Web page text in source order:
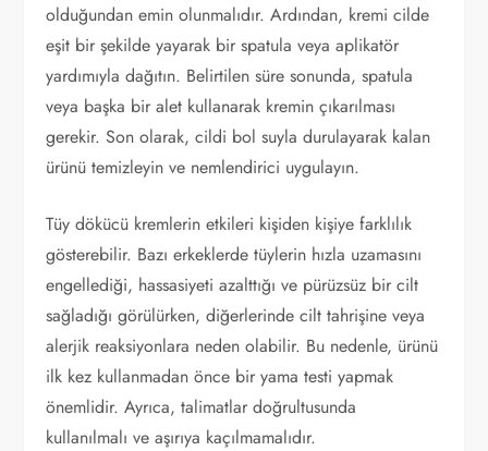
olduğundan emin olunmalıdır. Ardından, kremi cilde
eşit bir şekilde yayarak bir spatula veya aplikatör
yardımıyla dağıtın. Belirtilen süre sonunda, spatula
veya başka bir alet kullanarak kremin çıkarılması
gerekir. Son olarak, cildi bol suyla durulayarak kalan
ürünü temizleyin ve nemlendirici uygulayın.
Tüy dökücü kremlerin etkileri kişiden kişiye farklılık
gösterebilir. Bazı erkeklerde tüylerin hızla uzamasını
engellediği, hassasiyeti azalttığı ve pürüzsüz bir cilt
sağladığı görülürken, diğerlerinde cilt tahrişine veya
alerjik reaksiyonlara neden olabilir. Bu nedenle, ürünü
ilk kez kullanmadan önce bir yama testi yapmak
önemlidir. Ayrıca, talimatlar doğrultusunda
kullanılmalı ve aşırıya kaçılmamalıdır.